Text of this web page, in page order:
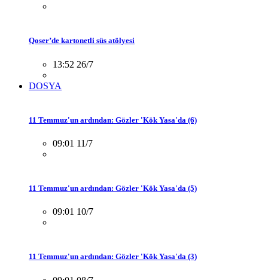
Qoser’de kartonetli süs atölyesi
13:52 26/7
DOSYA
11 Temmuz'un ardından: Gözler 'Kök Yasa'da (6)
09:01 11/7
11 Temmuz'un ardından: Gözler 'Kök Yasa'da (5)
09:01 10/7
11 Temmuz'un ardından: Gözler 'Kök Yasa'da (3)